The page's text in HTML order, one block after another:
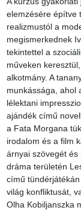
elemzésére építve
realizmustól a
megismerkednek
tekintettel a
műveken
alkotmány. A
munkássága, ahol
lélektani
ajándék című
a Fata Morgana
irodalom és a film
árnyai szövegét
dráma területén
című
világ konfliktusát,
Olha Kobiljanszka